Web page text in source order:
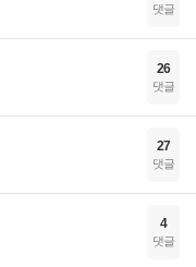
댓글
26
댓글
27
댓글
4
댓글